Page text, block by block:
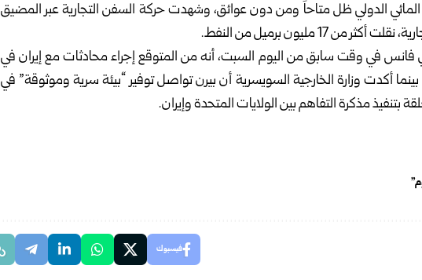
المائي الدولي ظل متاحاً ومن دون عوائق، وشهدت ‏حركة السفن التجارية عبر المضيق
فانس في وقت سابق من اليوم السبت، أنه من ‏المتوقع إجراء محادثات مع إيران في
بينما أكدت ‏وزارة الخارجية السويسرية أن بيرن تواصل توفير “بيئة سرية وموثوقة” في
بتنفيذ مذكرة التفاهم بين الولايات المتحدة وإيران.‏
فيسبوك